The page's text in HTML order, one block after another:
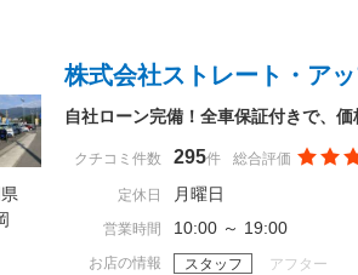
株式会社ストレート・ア
自社ローン完備！全車保証付きで、
クチコミ件数 295件 総合評価
定休日 月曜日
営業時間 10:00 ～ 19:00
お店の情報 スタッフ アフター